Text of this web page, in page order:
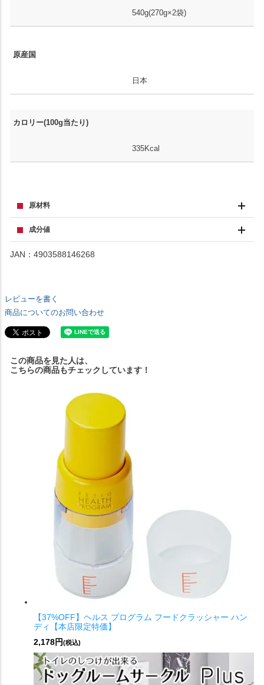
540g(270g×2袋)
原産国
日本
カロリー(100g当たり)
335Kcal
原材料
成分値
JAN：4903588146268
レビューを書く
商品についてのお問い合わせ
この商品を見た人は、
こちらの商品もチェックしています！
【37%OFF】ヘルス プログラム フードクラッシャー ハン
ディ【本店限定特価】
2,178円(税込)